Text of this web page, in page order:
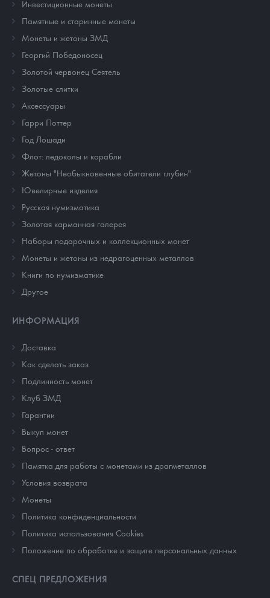
Инвестиционные монеты
Памятные и старинные монеты
Монеты и жетоны ЗМД
Георгий Победоносец
Золотой червонец Сеятель
Золотые слитки
Аксессуары
Гарри Поттер
Год Лошади
Флот: ледоколы и корабли
Жетоны "Необыкновенные обитатели глубин"
Ювелирные изделия
Русская нумизматика
Золотая карманная галерея
Наборы подарочных и коллекционных монет
Монеты и жетоны из недрагоценных металлов
Книги по нумизматике
Другое
ИНФОРМАЦИЯ
Доставка
Как сделать заказ
Подлинность монет
Клуб ЗМД
Гарантии
Выкуп монет
Вопрос - ответ
Памятка для работы с монетами из драгметаллов
Условия возврата
Монеты
Политика конфиденциальности
Политика использования Cookies
Положение по обработке и защите персональных данных
СПЕЦ ПРЕДЛОЖЕНИЯ